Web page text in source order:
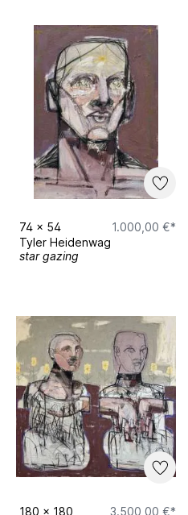
74 x 54
1.000,00 €*
Tyler Heidenwag
star gazing
180 x 180
3.500,00 €*